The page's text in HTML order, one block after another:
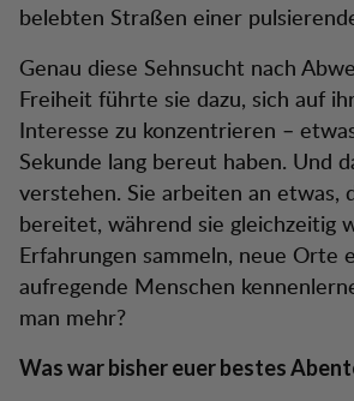
belebten Straßen einer
Genau diese Sehnsucht nach
Freiheit führte sie dazu, sich auf
Interesse zu konzentrieren –
Sekunde lang bereut haben. Und
verstehen. Sie arbeiten an etwas,
bereitet, während sie gleichzeitig
Erfahrungen sammeln, neue Orte
aufregende Menschen
man mehr?
Was war bisher euer bestes